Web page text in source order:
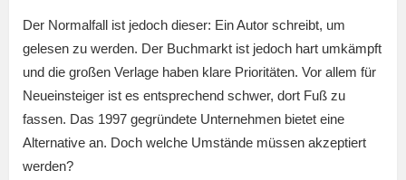
Der Normalfall ist jedoch dieser: Ein Autor schreibt, um
gelesen zu werden. Der Buchmarkt ist jedoch hart umkämpft
und die großen Verlage haben klare Prioritäten. Vor allem für
Neueinsteiger ist es entsprechend schwer, dort Fuß zu
fassen. Das 1997 gegründete Unternehmen bietet eine
Alternative an. Doch welche Umstände müssen akzeptiert
werden?